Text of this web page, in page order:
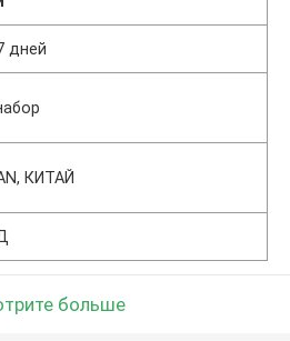
дней
КИТАЙ
больше